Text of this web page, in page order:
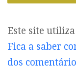
Este site
Fica a saber
dos